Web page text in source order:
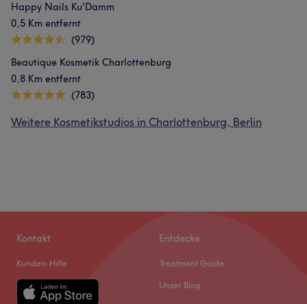
Happy Nails Ku'Damm
0,5 Km entfernt
(979)
Beautique Kosmetik Charlottenburg
0,8 Km entfernt
(783)
Weitere Kosmetikstudios in Charlottenburg, Berlin
Kontakt
Kunden-Hilfe
Entdecke
Treatment Guide
Unser Blog